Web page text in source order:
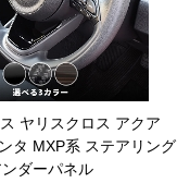
ヤリスクロス アクア
タ MXP系 ステアリング
ンダーパネル